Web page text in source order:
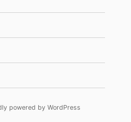
powered by WordPress